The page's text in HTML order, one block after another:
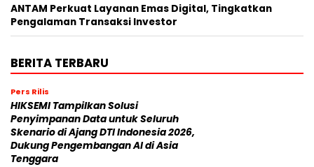
ANTAM Perkuat Layanan Emas Digital, Tingkatkan
Pengalaman Transaksi Investor
BERITA TERBARU
Pers Rilis
HIKSEMI Tampilkan Solusi
Penyimpanan Data untuk Seluruh
Skenario di Ajang DTI Indonesia 2026,
Dukung Pengembangan AI di Asia
Tenggara